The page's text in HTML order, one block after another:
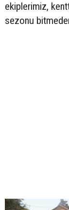
ekiplerimiz,
sezonu